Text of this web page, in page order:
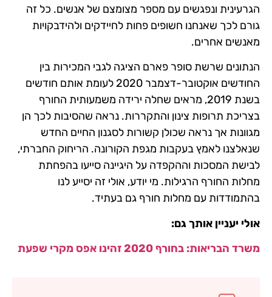
הגרעינית ונפגשים עם מספר מצומצם של אנשים. כל זה
גורם לכך שאנחנו חשופים פחות לחיידקים ולהידבקויות
מאנשים אחרים.
הנתונים שרשת סופר פארם הציגה לגבי המכירות בין
החודשים אוקטובר-דצמבר 2020 לעומת אותם חודשים
בשנת 2019, מראים שחלה ירידה משמעותית החורף
בצריכת תרופות צינון והתקררות. נראה שהסיבות לכך הן
מגוונות אך נראה שכולן קשורות לסגנון החיים החדש
שנאלצנו לאמץ בעקבות מגפת הקורונה. הריחוק החברתי,
לבישת המסכות וההקפדה על היגיינה סייעו בהפחתת
מחלות החורף הרגילות. מי יודע, אולי זה יסייע לנו
בהתמודדות עם מחלות חורף גם בעתיד.
אולי יעניין אותך גם:
משרד הבריאות: בחורף 2020 זהינו אפס מקרי שפעת